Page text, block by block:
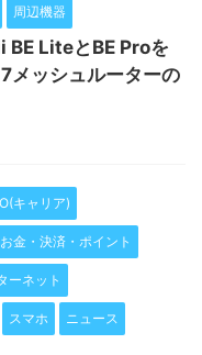
周辺機器
BE LiteとBE Proを
メッシュルーターの
キャリア)
お金・決済・ポイント
ーネット
スマホ ニュース